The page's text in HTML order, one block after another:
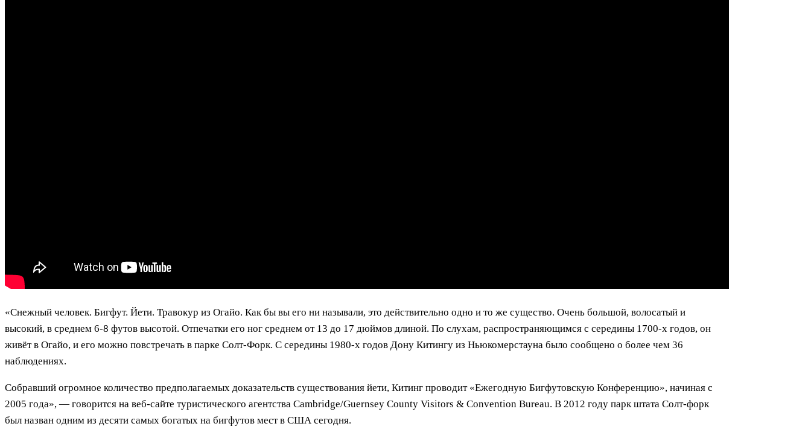
«Снежный человек. Бигфут. Йети. Травокур из Огайо. Как бы вы его ни называли, это действительно одно и то же существо. Очень большой, волосатый и
высокий, в среднем 6-8 футов высотой. Отпечатки его ног среднем от 13 до 17 дюймов длиной. По слухам, распространяющимся с середины 1700-х годов, он
живёт в Огайо, и его можно повстречать в парке Солт-Форк. С середины 1980-х годов Дону Китингу из Ньюкомерстауна было сообщено о более чем 36
наблюдениях.
Собравший огромное количество предполагаемых доказательств существования йети, Китинг проводит «Ежегодную Бигфутовскую Конференцию», начиная с
2005 года», — говорится на веб-сайте туристического агентства Cambridge/Guernsey County Visitors & Convention Bureau. В 2012 году парк штата Солт-форк
был назван одним из десяти самых богатых на бигфутов мест в США сегодня.